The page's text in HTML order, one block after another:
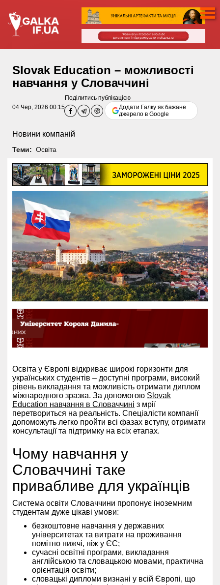
Slovak Education – можливості
навчання у Словаччині
04 Чер, 2026 00:15
Поділитись публікацією
Додати Галку як бажане
джерело в Google
Новини компаній
Теми: Освіта
Освіта у Європі відкриває широкі горизонти для
українських студентів – доступні програми, високий
рівень викладання та можливість отримати диплом
міжнародного зразка. За допомогою Slovak
Education навчання в Словаччині з мрії
перетвориться на реальність. Спеціалісти компанії
допоможуть легко пройти всі фазах вступу, отримати
консультації та підтримку на всіх етапах.
Чому навчання у
Словаччині таке
привабливе для українців
Система освіти Словаччини пропонує іноземним
студентам дуже цікаві умови:
безкоштовне навчання у державних
університетах та витрати на проживання
помітно нижчі, ніж у ЄС;
сучасні освітні програми, викладання
англійською та словацькою мовами, практична
орієнтація освіти;
словацькі дипломи визнані у всій Європі, що